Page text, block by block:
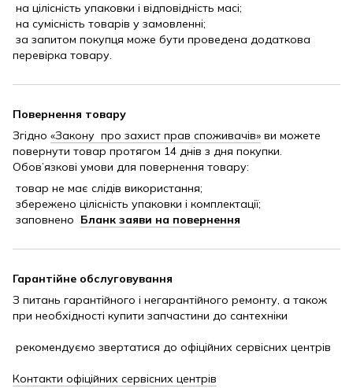
на цілісність упаковки і відповідність масі;
на сумісність товарів у замовленні;
за запитом покупця може бути проведена додаткова
перевірка товару.
Повернення товару
Згідно «Закону про захист прав споживачів» ви можете
повернути товар протягом 14 днів з дня покупки.
Обов’язкові умови для повернення товару:
товар не має слідів використання;
збережено цілісність упаковки і комплектації;
заповнено Бланк заяви на повернення
Гарантійне обслуговування
З питань гарантійного і негарантійного ремонту, а також
при необхідності купити запчастини до сантехніки
рекомендуємо звертатися до офіційних сервісних центрів
Контакти офіційних сервісних центрів